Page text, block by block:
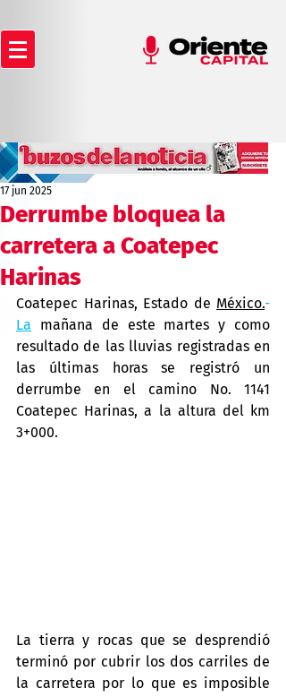
Derrumbe bloquea la
carretera a Coatepec
Harinas
17 jun 2025
Coatepec Harinas, Estado de México.
La mañana de este martes y como
resultado de las lluvias registradas en
las últimas horas se registró un
derrumbe en el camino No. 1141
Coatepec Harinas, a la altura del km
3+000.
La tierra y rocas que se desprendió
terminó por cubrir los dos carriles de
la carretera por lo que es imposible